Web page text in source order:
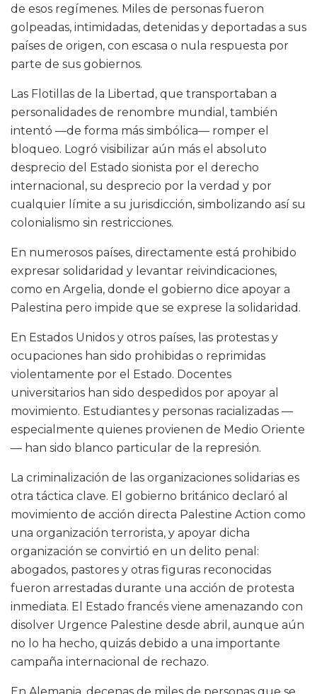
de esos regímenes. Miles de personas fueron
golpeadas, intimidadas, detenidas y deportadas a sus
países de origen, con escasa o nula respuesta por
parte de sus gobiernos.
Las Flotillas de la Libertad, que transportaban a
personalidades de renombre mundial, también
intentó —de forma más simbólica— romper el
bloqueo. Logró visibilizar aún más el absoluto
desprecio del Estado sionista por el derecho
internacional, su desprecio por la verdad y por
cualquier límite a su jurisdicción, simbolizando así su
colonialismo sin restricciones.
En numerosos países, directamente está prohibido
expresar solidaridad y levantar reivindicaciones,
como en Argelia, donde el gobierno dice apoyar a
Palestina pero impide que se exprese la solidaridad.
En Estados Unidos y otros países, las protestas y
ocupaciones han sido prohibidas o reprimidas
violentamente por el Estado. Docentes
universitarios han sido despedidos por apoyar al
movimiento. Estudiantes y personas racializadas —
especialmente quienes provienen de Medio Oriente
— han sido blanco particular de la represión.
La criminalización de las organizaciones solidarias es
otra táctica clave. El gobierno británico declaró al
movimiento de acción directa Palestine Action como
una organización terrorista, y apoyar dicha
organización se convirtió en un delito penal:
abogados, pastores y otras figuras reconocidas
fueron arrestadas durante una acción de protesta
inmediata. El Estado francés viene amenazando con
disolver Urgence Palestine desde abril, aunque aún
no lo ha hecho, quizás debido a una importante
campaña internacional de rechazo.
En Alemania, decenas de miles de personas que se